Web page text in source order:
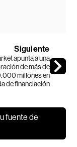
Siguiente
apunta a una
de más de
millones en
de financiación
fuente de